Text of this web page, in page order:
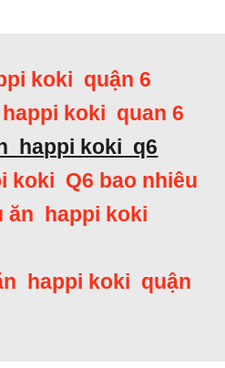
koki quận 6
koki quan 6
happi koki q6
koki Q6 bao nhiêu
ăn happi koki
happi koki quận